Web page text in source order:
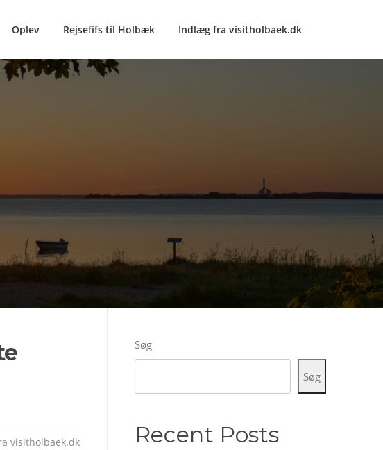
Oplev Rejsefifs til Holbæk Indlæg fra visitholbaek.dk
visitholbaek.dk
Søg
Søg
Recent Posts